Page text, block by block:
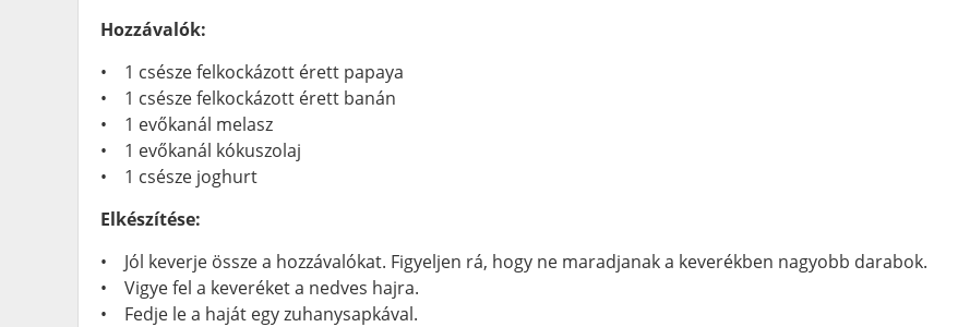
Hozzávalók:
• 1 csésze felkockázott érett papaya
• 1 csésze felkockázott érett banán
• 1 evőkanál melasz
• 1 evőkanál kókuszolaj
• 1 csésze joghurt
Elkészítése:
• Jól keverje össze a hozzávalókat. Figyeljen rá, hogy ne maradjanak a keverékben nagyobb darabok.
• Vigye fel a keveréket a nedves hajra.
• Fedje le a haját egy zuhanysapkával.